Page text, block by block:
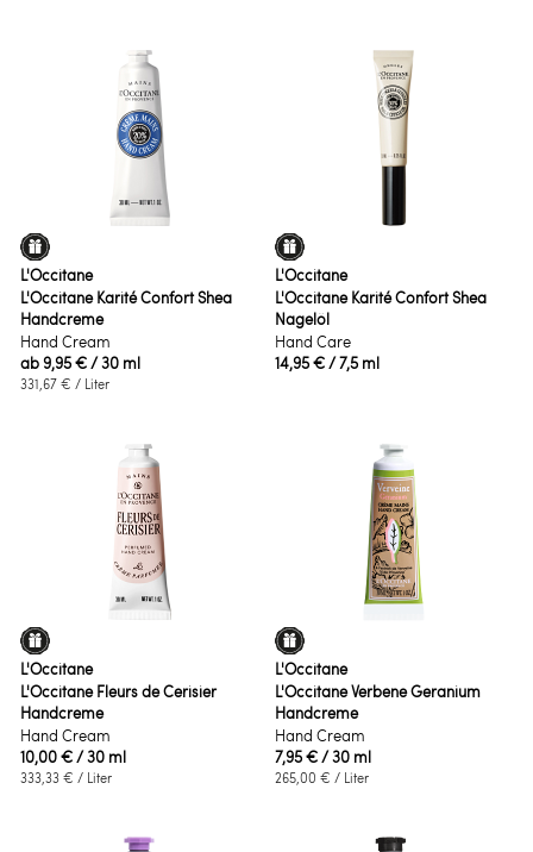
L'Occitane
L'Occitane Karité Confort Shea
Handcreme
Hand Cream
ab9,95 € / 30 ml
331,67 € / Liter
L'Occitane
L'Occitane Karité Confort Shea
Nagelöl
Hand Care
14,95 € / 7,5 ml
L'Occitane
L'Occitane Fleurs de Cerisier
Handcreme
Hand Cream
10,00 € / 30 ml
333,33 € / Liter
L'Occitane
L'Occitane Verbene Geranium
Handcreme
Hand Cream
7,95 € / 30 ml
265,00 € / Liter